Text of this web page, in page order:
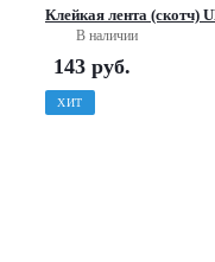
Клейкая лента (скотч)
В наличии
143 руб.
ХИТ